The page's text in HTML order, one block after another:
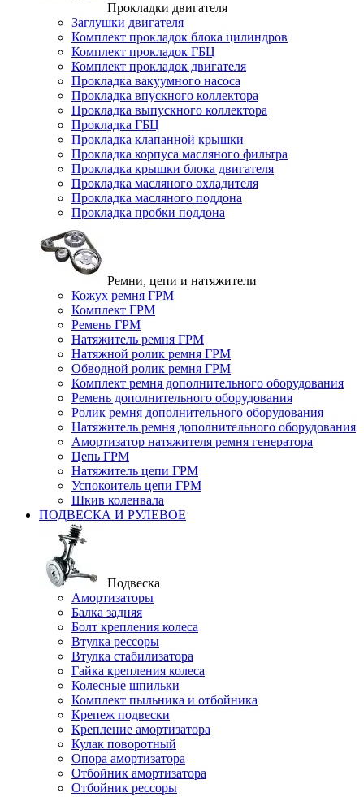
Прокладки двигателя
Заглушки двигателя
Комплект прокладок блока цилиндров
Комплект прокладок ГБЦ
Комплект прокладок двигателя
Прокладка вакуумного насоса
Прокладка впускного коллектора
Прокладка выпускного коллектора
Прокладка ГБЦ
Прокладка клапанной крышки
Прокладка корпуса масляного фильтра
Прокладка крышки блока двигателя
Прокладка масляного охладителя
Прокладка масляного поддона
Прокладка пробки поддона
Ремни, цепи и натяжители
Кожух ремня ГРМ
Комплект ГРМ
Ремень ГРМ
Натяжитель ремня ГРМ
Натяжной ролик ремня ГРМ
Обводной ролик ремня ГРМ
Комплект ремня дополнительного оборудования
Ремень дополнительного оборудования
Ролик ремня дополнительного оборудования
Натяжитель ремня дополнительного оборудования
Амортизатор натяжителя ремня генератора
Цепь ГРМ
Натяжитель цепи ГРМ
Успокоитель цепи ГРМ
Шкив коленвала
ПОДВЕСКА И РУЛЕВОЕ
Подвеска
Амортизаторы
Балка задняя
Болт крепления колеса
Втулка рессоры
Втулка стабилизатора
Гайка крепления колеса
Колесные шпильки
Комплект пыльника и отбойника
Крепеж подвески
Крепление амортизатора
Кулак поворотный
Опора амортизатора
Отбойник амортизатора
Отбойник рессоры